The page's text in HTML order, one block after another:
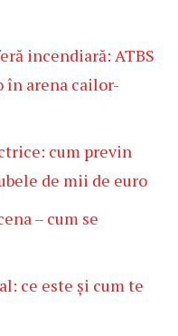
incendiară: ATBS
în arena cailor-
cum previn
de mii de euro
– cum se
ce este și cum te